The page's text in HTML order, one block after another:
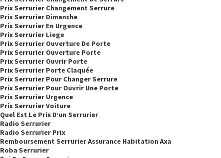
Prix Serrurier Changement Serrure
Prix Serrurier Dimanche
Prix Serrurier En Urgence
Prix Serrurier Liege
Prix Serrurier Ouverture De Porte
Prix Serrurier Ouverture Porte
Prix Serrurier Ouvrir Porte
Prix Serrurier Porte Claquée
Prix Serrurier Pour Changer Serrure
Prix Serrurier Pour Ouvrir Une Porte
Prix Serrurier Urgence
Prix Serrurier Voiture
Quel Est Le Prix D’un Serrurier
Radio Serrurier
Radio Serrurier Prix
Remboursement Serrurier Assurance Habitation Axa
Roba Serrurier